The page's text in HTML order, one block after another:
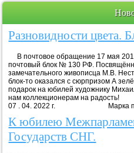
Разновидности цвета.
В почтовое обращение 17 мая
почтовый блок № 130 РФ.
замечательного живописца М.В.
блок-то оказался с сюрпризом А
подарок на юбилей художнику
нам
07 . 04. 2022 г. Марка
К юбилею
Государств СНГ.